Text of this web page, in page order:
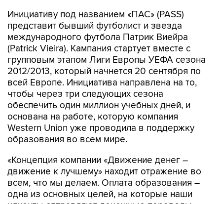
Инициативу под названием «ПАС» (PASS)
представит бывший футболист и звезда
международного футбола Патрик Виейра
(Patrick Vieira). Кампания стартует вместе с
групповым этапом Лиги Европы УЕФА сезона
2012/2013, который начнется 20 сентября по
всей Европе. Инициатива направлена на то,
чтобы через три следующих сезона
обеспечить один миллион учебных дней, и
основана на работе, которую компания
Western Union уже проводила в поддержку
образования во всем мире.
«Концепция компании «Движение денег –
движение к лучшему» находит отражение во
всем, что мы делаем. Оплата образования –
одна из основных целей, на которые наши